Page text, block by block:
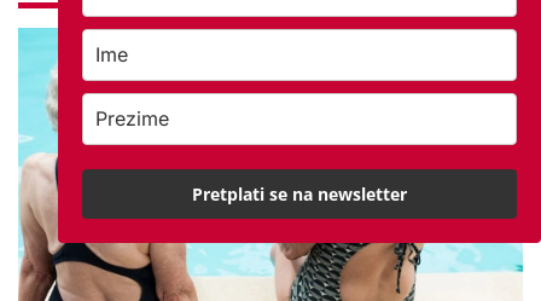
Pretplati se na newsletter